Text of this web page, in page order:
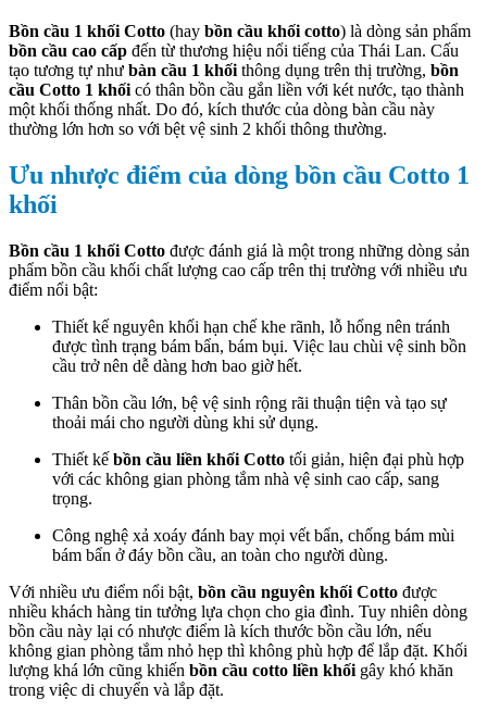
Bồn cầu 1 khối Cotto (hay bồn cầu khối cotto) là dòng sản phẩm
bồn cầu cao cấp đến từ thương hiệu nổi tiếng của Thái Lan. Cấu
tạo tương tự như bàn cầu 1 khối thông dụng trên thị trường, bồn
cầu Cotto 1 khối có thân bồn cầu gắn liền với két nước, tạo thành
một khối thống nhất. Do đó, kích thước của dòng bàn cầu này
thường lớn hơn so với bệt vệ sinh 2 khối thông thường.
Ưu nhược điểm của dòng bồn cầu Cotto 1
khối
Bồn cầu 1 khối Cotto được đánh giá là một trong những dòng sản
phẩm bồn cầu khối chất lượng cao cấp trên thị trường với nhiều ưu
điểm nổi bật:
Thiết kế nguyên khối hạn chế khe rãnh, lỗ hổng nên tránh
được tình trạng bám bẩn, bám bụi. Việc lau chùi vệ sinh bồn
cầu trở nên dễ dàng hơn bao giờ hết.
Thân bồn cầu lớn, bệ vệ sinh rộng rãi thuận tiện và tạo sự
thoải mái cho người dùng khi sử dụng.
Thiết kế bồn cầu liền khối Cotto tối giản, hiện đại phù hợp
với các không gian phòng tắm nhà vệ sinh cao cấp, sang
trọng.
Công nghệ xả xoáy đánh bay mọi vết bẩn, chống bám mùi
bám bẩn ở đáy bồn cầu, an toàn cho người dùng.
Với nhiều ưu điểm nổi bật, bồn cầu nguyên khối Cotto được
nhiều khách hàng tin tưởng lựa chọn cho gia đình. Tuy nhiên dòng
bồn cầu này lại có nhược điểm là kích thước bồn cầu lớn, nếu
không gian phòng tắm nhỏ hẹp thì không phù hợp để lắp đặt. Khối
lượng khá lớn cũng khiến bồn cầu cotto liền khối gây khó khăn
trong việc di chuyển và lắp đặt.